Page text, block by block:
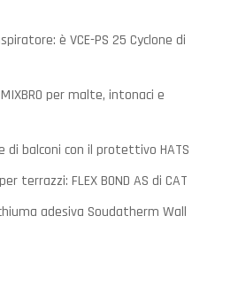
è VCE-PS 25 Cyclone di
per malte, intonaci e
di balconi con il protettivo HATS
terrazzi: FLEX BOND AS di CAT
adesiva Soudatherm Wall